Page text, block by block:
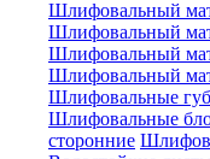
Шлифовальный
Шлифовальный
Шлифовальный
Шлифовальный
Шлифовальные
Шлифовальные
сторонние